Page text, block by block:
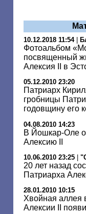
10.12.2018 11:54|
Фотоальбом
посвященный
Алексия II в
05.12.2010 23:20
Патриарх
гробницы
годовщину его
04.08.2010 14:23
В Йошкар-Оле
Алексию II
10.06.2010 23:25
20 лет назад
Патриарха
28.01.2010 10:15
Хвойная аллея
Алексии II